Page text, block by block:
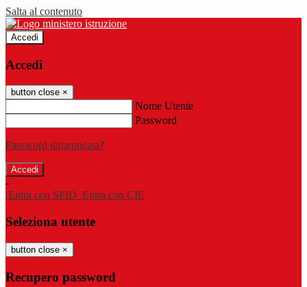
Salta al contenuto
Accedi
Accedi
button close ×
Nome Utente
Password
Password dimenticata?
-
Entra con SPID Entra con CIE
Seleziona utente
button close ×
Recupero password